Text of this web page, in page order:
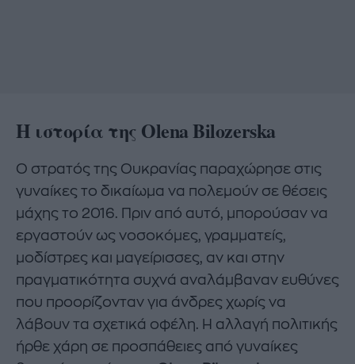
H ιστορία της Olena Bilozerska
Ο στρατός της Ουκρανίας παραχώρησε στις
γυναίκες το δικαίωμα να πολεμούν σε θέσεις
μάχης το 2016. Πριν από αυτό, μπορούσαν να
εργαστούν ως νοσοκόμες, γραμματείς,
μοδίστρες και μαγείρισσες, αν και στην
πραγματικότητα συχνά αναλάμβαναν ευθύνες
που προορίζονταν για άνδρες χωρίς να
λάβουν τα σχετικά οφέλη. Η αλλαγή πολιτικής
ήρθε χάρη σε προσπάθειες από γυναίκες